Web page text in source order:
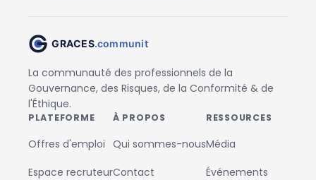
La communauté des professionnels de la
Gouvernance, des Risques, de la Conformité & de
l'Éthique.
PLATEFORME
Offres d'emploi
Espace recruteur
À PROPOS
Qui sommes-nous
Contact
RESSOURCES
Média
Événements